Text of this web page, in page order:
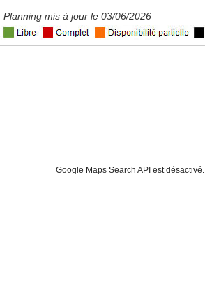
Planning mis à jour le 03/06/2026
Google Maps Search API est désactivé.